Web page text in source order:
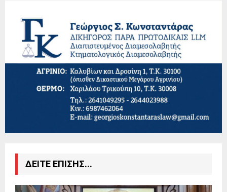
ΔΕΙΤΕ ΕΠΙΣΗΣ...